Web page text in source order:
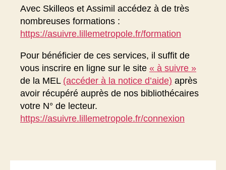
Avec Skilleos et Assimil accédez à de très
nombreuses formations :
https://asuivre.lillemetropole.fr/formation
Pour bénéficier de ces services, il suffit de
vous inscrire en ligne sur le site « à suivre »
de la MEL (accéder à la notice d’aide) après
avoir récupéré auprès de nos bibliothécaires
votre N° de lecteur.
https://asuivre.lillemetropole.fr/connexion